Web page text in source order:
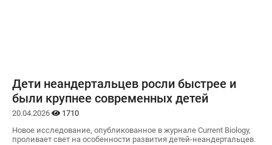
Дети неандертальцев росли быстрее и
были крупнее современных детей
20.04.2026
1710
Новое исследование, опубликованное в журнале Current Biology,
проливает свет на особенности развития детей-неандертальцев.